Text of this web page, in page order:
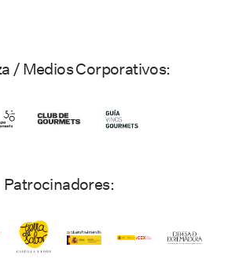
/ Medios Corporativos:
Patrocinadores: